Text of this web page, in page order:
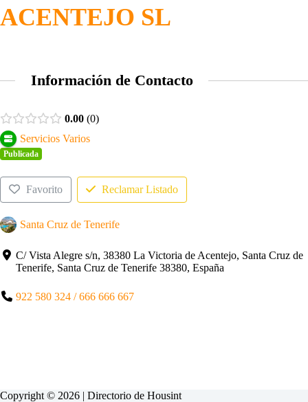
ACENTEJO SL
Información de Contacto
0.00 0
Servicios Varios
Publicada
Favorito Reclamar Listado
Santa Cruz de Tenerife
C/ Vista Alegre s/n, 38380 La Victoria de Acentejo, Santa Cruz de
Tenerife, Santa Cruz de Tenerife 38380, España
922 580 324 / 666 666 667
Copyright © 2026 | Directorio de Housint